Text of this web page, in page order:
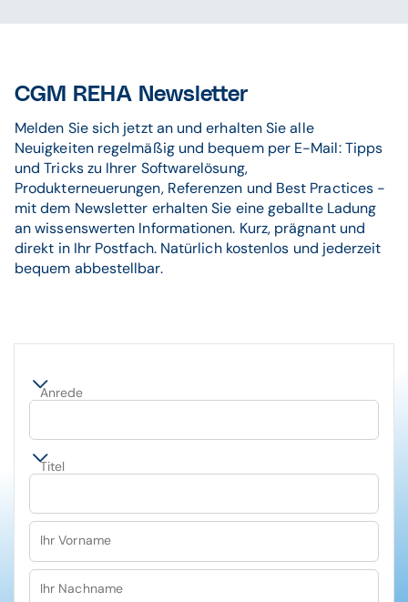
CGM REHA Newsletter
Melden Sie sich jetzt an und erhalten Sie alle
Neuigkeiten regelmäßig und bequem per E-Mail: Tipps
und Tricks zu Ihrer Softwarelösung,
Produkterneuerungen, Referenzen und Best Practices -
mit dem Newsletter erhalten Sie eine geballte Ladung
an wissenswerten Informationen. Kurz, prägnant und
direkt in Ihr Postfach. Natürlich kostenlos und jederzeit
bequem abbestellbar.
Anrede
Titel
Ihr Vorname
Ihr Nachname